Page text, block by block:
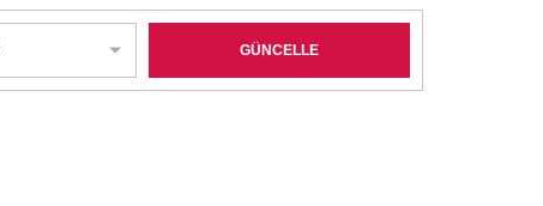
GÜNCELLE